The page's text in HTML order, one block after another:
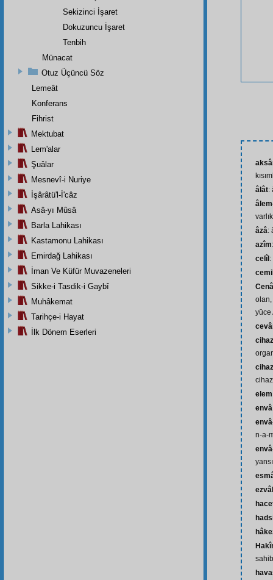
âlât:
âzâ:
azîm
celîl
olan,
yüce
elem
envâ
n-a-
Sekizinci İşaret
Dokuzuncu İşaret
Tenbih
Münacat
Otuz Üçüncü Söz
Lemeât
Konferans
Fihrist
Mektubat
Lem'alar
Şuâlar
Mesnevî-i Nuriye
İşârâtü'l-İ'câz
Asâ-yı Mûsâ
Barla Lahikası
Kastamonu Lahikası
Emirdağ Lahikası
İman Ve Küfür Muvazeneleri
Sikke-i Tasdik-i Gaybî
Muhâkemat
Tarihçe-i Hayat
İlk Dönem Eserleri